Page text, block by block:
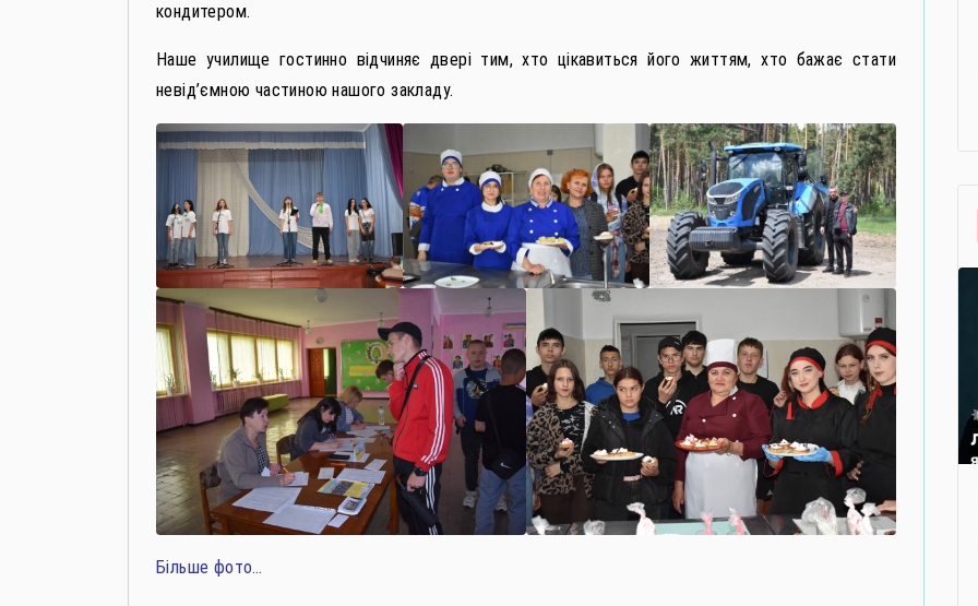
кондитером.
Наше училище гостинно відчиняє двері тим, хто цікавиться його життям, хто бажає стати
невід’ємною частиною нашого закладу.
Більше фото…